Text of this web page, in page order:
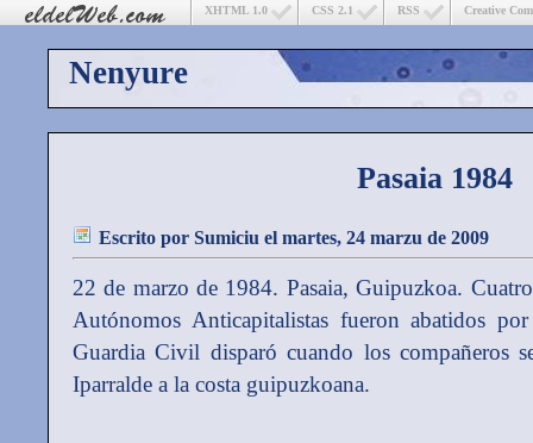
Creative
RSS
CSS 2.1
XHTML 1.0
Nenyure
Pasaia 1984
Escrito por Sumiciu el martes, 24 marzu de 2009
22 de marzo de 1984. Pasaia, Guipuzkoa.
Autónomos Anticapitalistas fueron abatidos
Guardia Civil disparó cuando los compañeros
Iparralde a la costa guipuzkoana.